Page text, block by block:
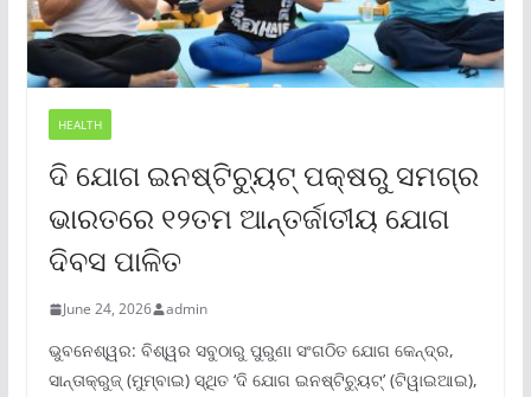
HEALTH
ଦି ଯୋଗ ଇନଷ୍ଟିଚ୍ୟୁଟ୍ ପକ୍ଷରୁ ସମଗ୍ର
ଭାରତରେ ୧୨ତମ ଆନ୍ତର୍ଜାତୀୟ ଯୋଗ
ଦିବସ ପାଳିତ
June 24, 2026 admin
ଭୁବନେଶ୍ୱର: ବିଶ୍ୱର ସବୁଠାରୁ ପୁରୁଣା ସଂଗଠିତ ଯୋଗ କେନ୍ଦ୍ର,
ସାନ୍ତାକ୍ରୁଜ୍ (ମୁମ୍ବାଇ) ସ୍ଥିତ ‘ଦି ଯୋଗ ଇନଷ୍ଟିଚ୍ୟୁଟ୍‌’ (ଟିୱାଇଆଇ),